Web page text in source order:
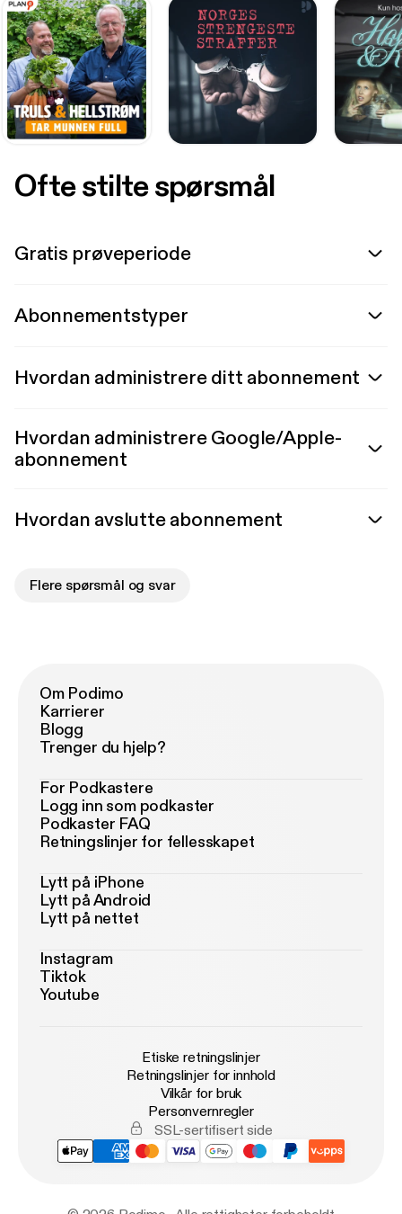
Ofte stilte spørsmål
Gratis prøveperiode
Abonnementstyper
Hvordan administrere ditt abonnement
Hvordan administrere Google/Apple-
abonnement
Hvordan avslutte abonnement
Flere spørsmål og svar
Om Podimo
Karrierer
Blogg
Trenger du hjelp?
For Podkastere
Logg inn som podkaster
Podkaster FAQ
Retningslinjer for fellesskapet
Lytt på iPhone
Lytt på Android
Lytt på nettet
Instagram
Tiktok
Youtube
Etiske retningslinjer
Retningslinjer for innhold
Vilkår for bruk
Personvernregler
SSL-sertifisert side